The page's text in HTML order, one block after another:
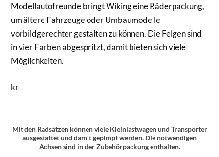
Modellautofreunde bringt Wiking eine Räderpackung,
um ältere Fahrzeuge oder Umbaumodelle
vorbildgerechter gestalten zu können. Die Felgen sind
in vier Farben abgespritzt, damit bieten sich viele
Möglichkeiten.
kr
Mit den Radsätzen können viele Kleinlastwagen und Transporter
ausgestattet und damit gepimpt werden. Die notwendigen
Achsen sind in der Zubehörpackung enthalten.